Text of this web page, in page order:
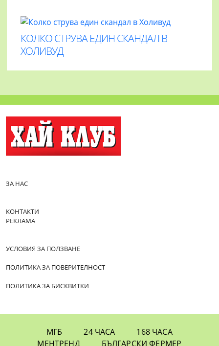
КОЛКО СТРУВА ЕДИН СКАНДАЛ В
ХОЛИВУД
ЗА НАС
КОНТАКТИ
РЕКЛАМА
УСЛОВИЯ ЗА ПОЛЗВАНЕ
ПОЛИТИКА ЗА ПОВЕРИТЕЛНОСТ
ПОЛИТИКА ЗА БИСКВИТКИ
МГБ 24 ЧАСА
168 ЧАСА
МЕНТРЕНД
БЪЛГАРСКИ ФЕРМЕР